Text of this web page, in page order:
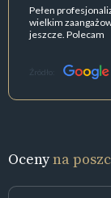
Pełen
wielkim
jeszcze. Polecam
Źródło:
Ocenyna